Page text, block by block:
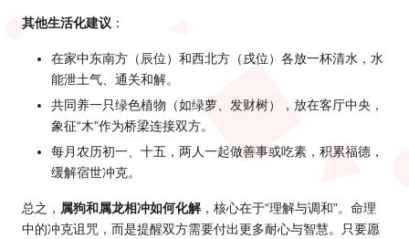
其他生活化建议 ：
在家中东南方（辰位）和西北方（戌位）各放一杯清水，水
能泄土气、通关和解。
共同养一只绿色植物（如绿萝、发财树），放在客厅中央，
象征“木”作为桥梁连接双方。
每月农历初一、十五，两人一起做善事或吃素，积累福德，
缓解宿世冲克。
总之， 属狗和属龙相冲如何化解，核心在于“理解与调和”。命理
中的冲克诅咒，而是提醒双方需要付出更多耐心与智慧。只要愿